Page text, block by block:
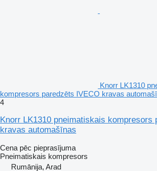
Knorr LK1310
kompresors paredzēts IVECO kravas
4
Knorr LK1310 pneimatiskais kompresors
kravas automašīnas
Cena pēc pieprasījuma
Pneimatiskais kompresors
Rumānija, Arad